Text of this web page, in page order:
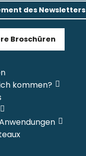
des Newsletters
Broschüren
kommen?